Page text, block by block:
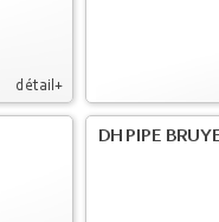
détail+
DH PIPE